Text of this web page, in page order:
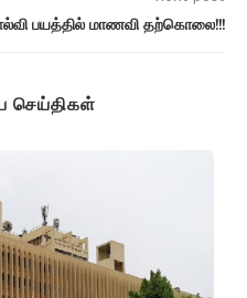
பயத்தில் மாணவி தற்கொலை!!!
செய்திகள்